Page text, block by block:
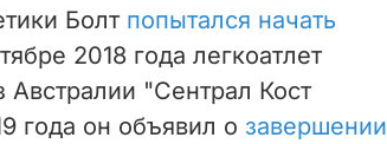
Болт попытался начать
2018 года легкоатлет
"Сентрал Кост
года он объявил о завершении